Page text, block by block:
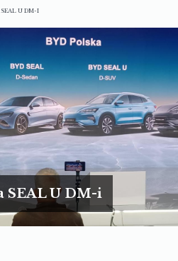
SEAL U DM-I
SEAL U DM-i